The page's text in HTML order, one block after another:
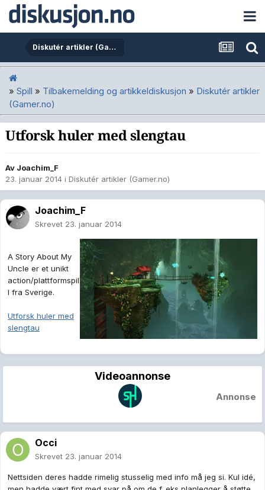
Diskutér artikler (Gamer.no)
» Spill » Tilbakemelding og artikkeldiskusjon » Diskutér artikler
(Gamer.no)
Utforsk huler med slengtau
Av Joachim_F
23. januar 2014 i Diskutér artikler (Gamer.no)
Joachim_F
Skrevet 23. januar 2014
A Story About My
Uncle er et unikt
action/plattformspil
l fra Sverige.
Utforsk huler med
slengtau
Videoannonse
Annonse
Occi
Skrevet 23. januar 2014
Nettsiden deres hadde rimelig stusselig med info må jeg si. Kul idé,